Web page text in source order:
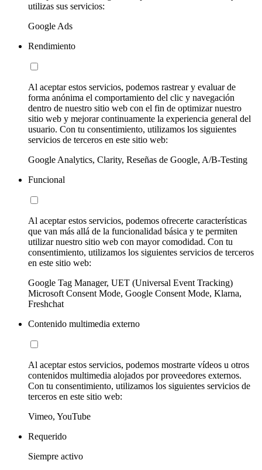
utilizas sus servicios:
Google Ads
Rendimiento
Al aceptar estos servicios, podemos rastrear y evaluar de
forma anónima el comportamiento del clic y navegación
dentro de nuestro sitio web con el fin de optimizar nuestro
sitio web y mejorar continuamente la experiencia general del
usuario. Con tu consentimiento, utilizamos los siguientes
servicios de terceros en este sitio web:
Google Analytics, Clarity, Reseñas de Google, A/B-Testing
Funcional
Al aceptar estos servicios, podemos ofrecerte características
que van más allá de la funcionalidad básica y te permiten
utilizar nuestro sitio web con mayor comodidad. Con tu
consentimiento, utilizamos los siguientes servicios de terceros
en este sitio web:
Google Tag Manager, UET (Universal Event Tracking)
Microsoft Consent Mode, Google Consent Mode, Klarna,
Freshchat
Contenido multimedia externo
Al aceptar estos servicios, podemos mostrarte vídeos u otros
contenidos multimedia alojados por proveedores externos.
Con tu consentimiento, utilizamos los siguientes servicios de
terceros en este sitio web:
Vimeo, YouTube
Requerido
Siempre activo